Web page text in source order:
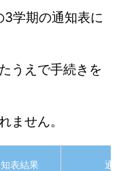
3学期の通知表に
うえで手続きを
ません。
表結果 通